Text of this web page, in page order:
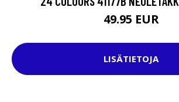
49.95 EUR
LISÄTIETOJA